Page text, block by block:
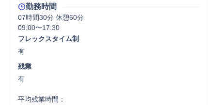
勤務時間
07時間30分 休憩60分
09:00〜17:30
フレックスタイム制
有
残業
有
平均残業時間：